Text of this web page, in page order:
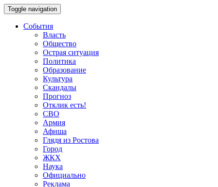
Toggle navigation
События
Власть
Общество
Острая ситуация
Политика
Образование
Культура
Скандалы
Прогноз
Отклик есть!
СВО
Армия
Афиша
Глядя из Ростова
Город
ЖКХ
Наука
Официально
Реклама